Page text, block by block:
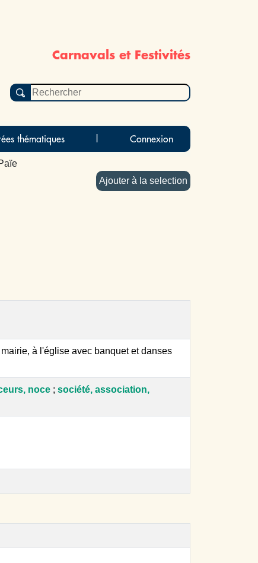
Carnavals et Festivités
thématiques Connexion
Ajouter à la selection
à l'église avec banquet et danses
noce ; société, association,